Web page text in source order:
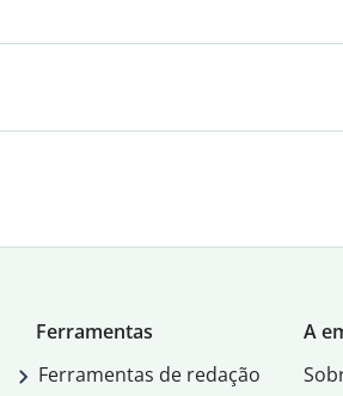
Ferramentas
Ferramentas de redação
A